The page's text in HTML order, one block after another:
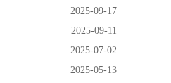
2025-09-17
2025-09-11
2025-07-02
2025-05-13